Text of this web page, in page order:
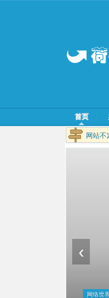
首页
网站不
网络世
‹